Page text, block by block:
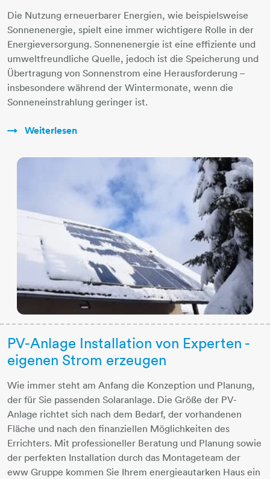
Die Nutzung erneuerbarer Energien, wie beispielsweise
Sonnenenergie, spielt eine immer wichtigere Rolle in der
Energieversorgung. Sonnenenergie ist eine effiziente und
umweltfreundliche Quelle, jedoch ist die Speicherung und
Übertragung von Sonnenstrom eine Herausforderung –
insbesondere während der Wintermonate, wenn die
Sonneneinstrahlung geringer ist.
Weiterlesen
PV-Anlage Installation von Experten -
eigenen Strom erzeugen
Wie immer steht am Anfang die Konzeption und Planung,
der für Sie passenden Solaranlage. Die Größe der PV-
Anlage richtet sich nach dem Bedarf, der vorhandenen
Fläche und nach den finanziellen Möglichkeiten des
Errichters. Mit professioneller Beratung und Planung sowie
der perfekten Installation durch das Montageteam der
eww Gruppe kommen Sie Ihrem energieautarken Haus ein